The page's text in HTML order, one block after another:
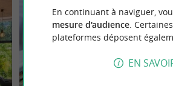
En continuant à naviguer,
mesure d'audience.
plateformes déposent
EN